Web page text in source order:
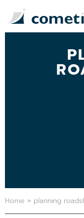
Home » planning